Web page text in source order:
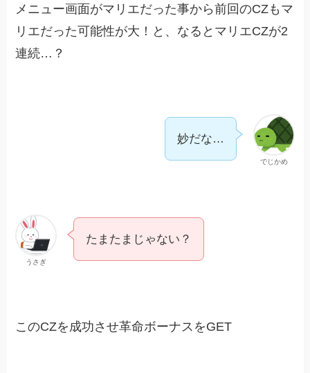
メニュー画面がマリエだった事から前回のCZもマ
リエだった可能性が大！と、なるとマリエCZが2
連続…？
でじかめ
妙だな…
うさぎ
たまたまじゃない？
このCZを成功させ革命ボーナスをGET